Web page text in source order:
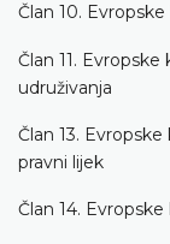
Član 10.
Član 11.
udruživanja
Član 13.
pravni lijek
Član 14.